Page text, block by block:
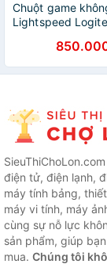
Chuột game
Lightspeed
nhẹ, 6 nút lập
board memory,
Hàng chính hãng
điện tử, điện lạnh,
máy tính bảng,
máy vi tính, máy
cùng sự nỗ lực
sản phẩm, giúp
mua. Chúng tôi